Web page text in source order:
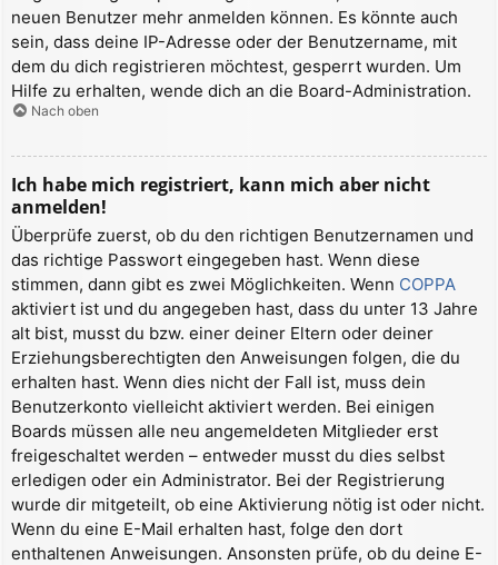
neuen Benutzer mehr anmelden können. Es könnte auch
sein, dass deine IP-Adresse oder der Benutzername, mit
dem du dich registrieren möchtest, gesperrt wurden. Um
Hilfe zu erhalten, wende dich an die Board-Administration.
Nach oben
Ich habe mich registriert, kann mich aber nicht
anmelden!
Überprüfe zuerst, ob du den richtigen Benutzernamen und
das richtige Passwort eingegeben hast. Wenn diese
stimmen, dann gibt es zwei Möglichkeiten. Wenn COPPA
aktiviert ist und du angegeben hast, dass du unter 13 Jahre
alt bist, musst du bzw. einer deiner Eltern oder deiner
Erziehungsberechtigten den Anweisungen folgen, die du
erhalten hast. Wenn dies nicht der Fall ist, muss dein
Benutzerkonto vielleicht aktiviert werden. Bei einigen
Boards müssen alle neu angemeldeten Mitglieder erst
freigeschaltet werden – entweder musst du dies selbst
erledigen oder ein Administrator. Bei der Registrierung
wurde dir mitgeteilt, ob eine Aktivierung nötig ist oder nicht.
Wenn du eine E-Mail erhalten hast, folge den dort
enthaltenen Anweisungen. Ansonsten prüfe, ob du deine E-